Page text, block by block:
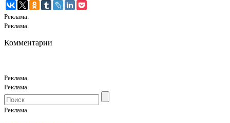
Реклама.
Реклама.
Комментарии
Реклама.
Реклама.
Реклама.